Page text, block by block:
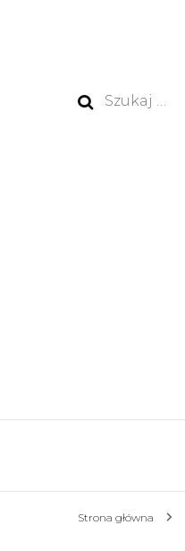
Szukaj:
Strona główna